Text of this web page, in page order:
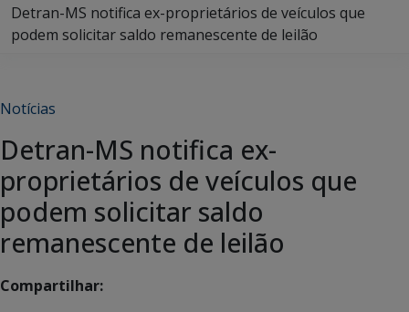
Detran-MS notifica ex-proprietários de veículos que
podem solicitar saldo remanescente de leilão
Notícias
Detran-MS notifica ex-
proprietários de veículos que
podem solicitar saldo
remanescente de leilão
Compartilhar: